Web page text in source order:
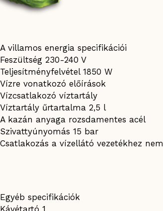
A villamos energia specifikációi
Feszültség 230-240 V
Teljesítményfelvétel 1850 W
Vízre vonatkozó előírások
Vízcsatlakozó víztartály
Víztartály űrtartalma 2,5 l
A kazán anyaga rozsdamentes acél
Szivattyúnyomás 15 bar
Csatlakozás a vízellátó vezetékhez nem
Egyéb specifikációk